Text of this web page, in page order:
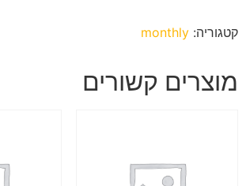
קטגוריה: monthly
מוצרים קשורים